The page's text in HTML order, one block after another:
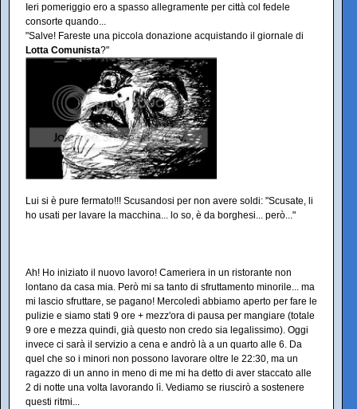
Ieri pomeriggio ero a spasso allegramente per città col fedele
consorte quando...
"Salve! Fareste una piccola donazione acquistando il giornale di
Lotta Comunista?"
Lui si è pure fermato!!! Scusandosi per non avere soldi: "Scusate, li
ho usati per lavare la macchina... lo so, è da borghesi... però..."
Ah! Ho iniziato il nuovo lavoro! Cameriera in un ristorante non
lontano da casa mia. Però mi sa tanto di sfruttamento minorile... ma
mi lascio sfruttare, se pagano! Mercoledì abbiamo aperto per fare le
pulizie e siamo stati 9 ore + mezz'ora di pausa per mangiare (totale
9 ore e mezza quindi, già questo non credo sia legalissimo). Oggi
invece ci sarà il servizio a cena e andrò là a un quarto alle 6. Da
quel che so i minori non possono lavorare oltre le 22:30, ma un
ragazzo di un anno in meno di me mi ha detto di aver staccato alle
2 di notte una volta lavorando lì. Vediamo se riuscirò a sostenere
questi ritmi...